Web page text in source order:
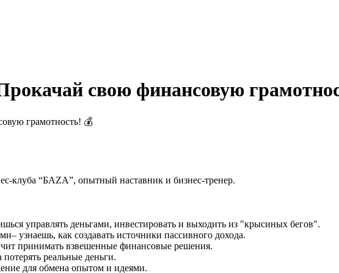
свою финансовую
грамотность! 💰
клуба “БАZA”, опытный наставник и бизнес-тренер.
управлять деньгами, инвестировать и выходить из "крысиных бегов".
узнаешь, как создавать источники пассивного дохода.
принимать взвешенные финансовые решения.
реальные деньги.
для обмена опытом и идеями.